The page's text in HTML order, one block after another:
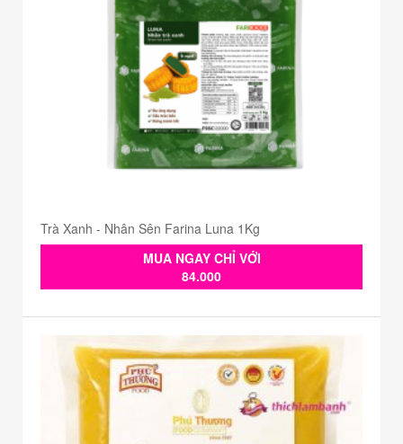
Trà Xanh - Nhân Sên Farina Luna 1Kg
MUA NGAY CHỈ VỚI
84.000